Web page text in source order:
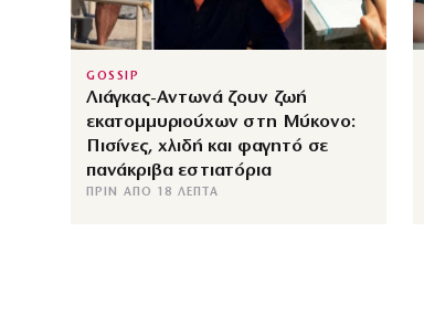
GOSSIP
Λιάγκας-Αντωνά ζουν ζωή
εκατομμυριούχων στη Μύκονο:
Πισίνες, χλιδή και φαγητό σε
πανάκριβα εστιατόρια
ΠΡΙΝ ΑΠΌ 18 ΛΕΠΤΆ